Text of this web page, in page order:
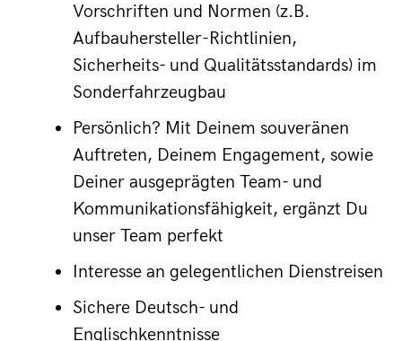
Vorschriften und Normen (z.B.
Aufbauhersteller-Richtlinien,
Sicherheits- und Qualitätsstandards) im
Sonderfahrzeugbau
Persönlich? Mit Deinem souveränen
Auftreten, Deinem Engagement, sowie
Deiner ausgeprägten Team- und
Kommunikationsfähigkeit, ergänzt Du
unser Team perfekt
Interesse an gelegentlichen Dienstreisen
Sichere Deutsch- und
Englischkenntnisse